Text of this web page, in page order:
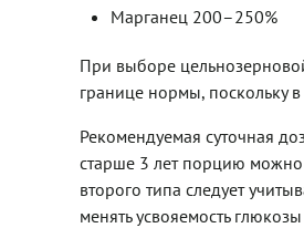
Марганец 200–250%
При выборе
границе нормы, поскольку
Рекомендуемая суточная
старше 3 лет порцию
второго типа следует
менять усвояемость